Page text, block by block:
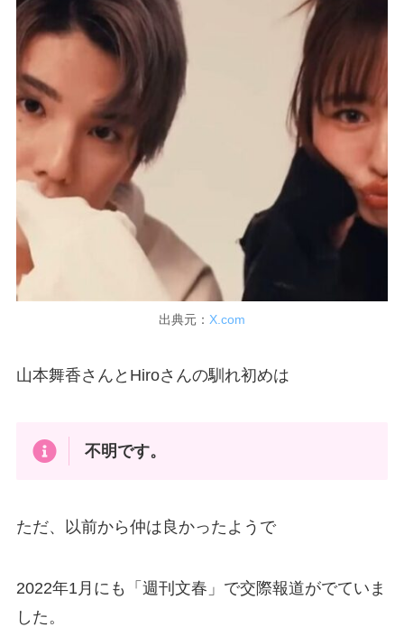
出典元： X.com
山本舞香さんとHiroさんの馴れ初めは
不明です。
ただ、以前から仲は良かったようで
2022年1月にも「週刊文春」で交際報道がでていま
した。